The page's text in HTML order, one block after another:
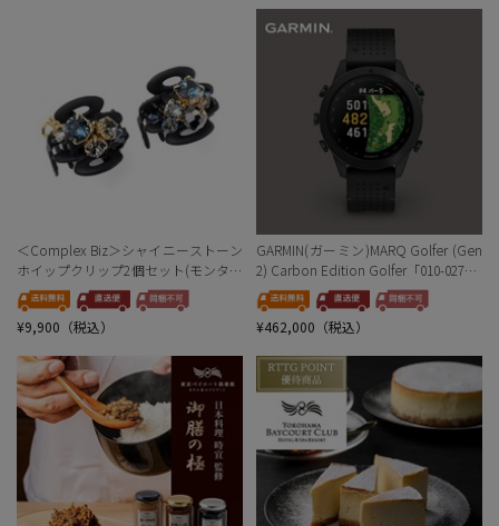
＜Complex Biz＞シャイニーストーン
ホイップクリップ2個セット(モンタナ
ミックス)
¥9,900（税込）
GARMIN(ガーミン)MARQ Golfer (Gen
2) Carbon Edition Golfer「010-02722-
C2」＜リゾートトラストセレクショ
ン＞
¥462,000（税込）